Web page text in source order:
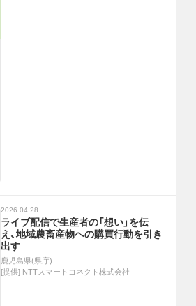
2026.04.28
ライブ配信で生産者の「想い」を伝
え、地域農畜産物への購買行動を引き
出す
鹿児島県(県庁)
[提供] NTTスマートコネクト株式会社